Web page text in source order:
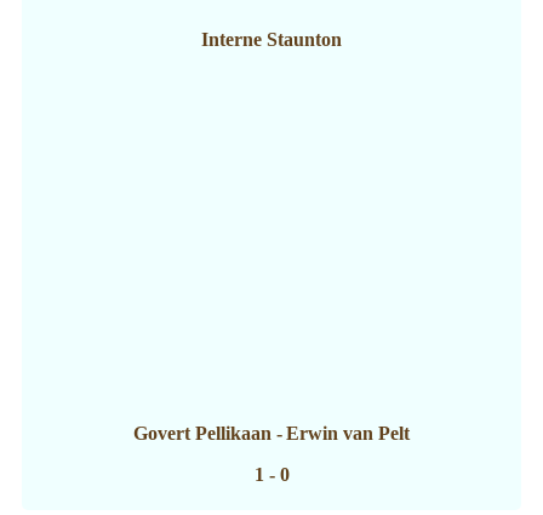
Interne Staunton
Govert Pellikaan - Erwin van Pelt
1 - 0